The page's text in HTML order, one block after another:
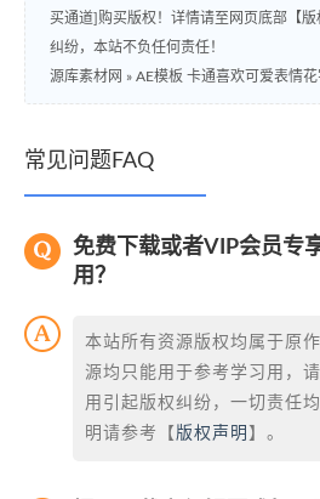
买通道]购买版权！详情请至网页底部【
纠纷，本站不负任何责任！
源库素材网 » AE模板 卡通喜欢可爱表情
常见问题FAQ
免费下载或者VIP会员专
用？
本站所有资源版权均属于原
源均只能用于参考学习用，
用引起版权纠纷，一切责任
明请参考【 版权声明 】。